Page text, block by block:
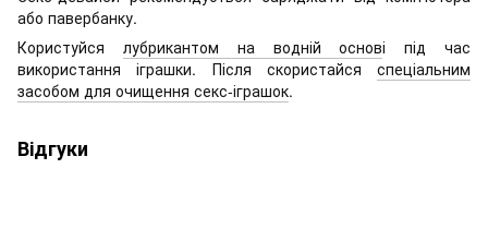
або павербанку.
Користуйся лубрикантом на водній основі під час
використання іграшки. Після скористайся спеціальним
засобом для очищення секс-іграшок.
Відгуки